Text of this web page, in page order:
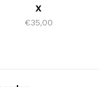
X
€35,00